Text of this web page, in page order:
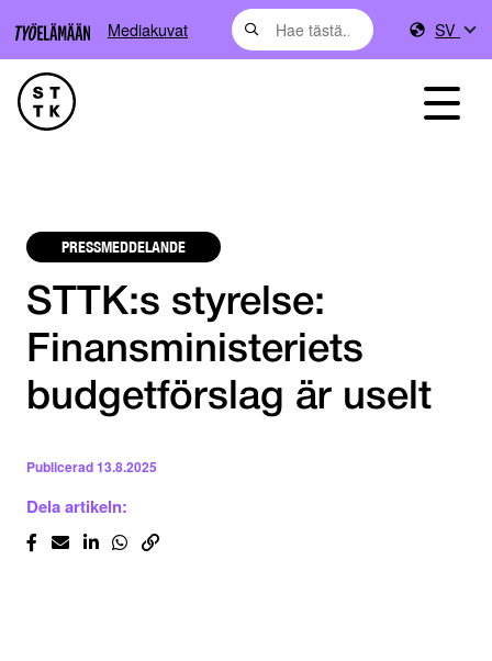
Mediakuvat SV
PRESSMEDDELANDE
STTK:s styrelse:
Finansministeriets
budgetförslag är uselt
Publicerad13.8.2025
Dela artikeln: